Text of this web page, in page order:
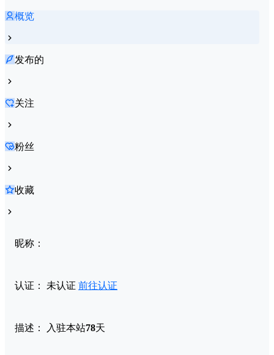
概览
发布的
关注
粉丝
收藏
昵称：
认证： 未认证 前往认证
描述： 入驻本站78天